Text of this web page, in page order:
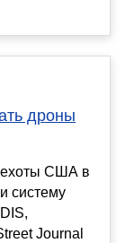
дроны
США в
систему
Journal